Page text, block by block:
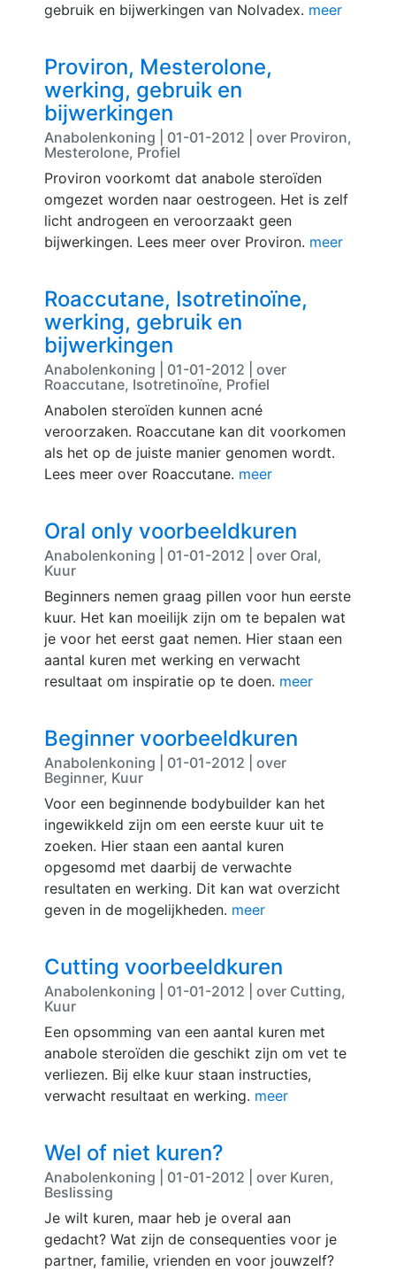
gebruik en bijwerkingen van Nolvadex. meer
Proviron, Mesterolone,
werking, gebruik en
bijwerkingen
Anabolenkoning | 01-01-2012 | over Proviron,
Mesterolone, Profiel
Proviron voorkomt dat anabole steroïden
omgezet worden naar oestrogeen. Het is zelf
licht androgeen en veroorzaakt geen
bijwerkingen. Lees meer over Proviron. meer
Roaccutane, Isotretinoïne,
werking, gebruik en
bijwerkingen
Anabolenkoning | 01-01-2012 | over
Roaccutane, Isotretinoïne, Profiel
Anabolen steroïden kunnen acné
veroorzaken. Roaccutane kan dit voorkomen
als het op de juiste manier genomen wordt.
Lees meer over Roaccutane. meer
Oral only voorbeeldkuren
Anabolenkoning | 01-01-2012 | over Oral,
Kuur
Beginners nemen graag pillen voor hun eerste
kuur. Het kan moeilijk zijn om te bepalen wat
je voor het eerst gaat nemen. Hier staan een
aantal kuren met werking en verwacht
resultaat om inspiratie op te doen. meer
Beginner voorbeeldkuren
Anabolenkoning | 01-01-2012 | over
Beginner, Kuur
Voor een beginnende bodybuilder kan het
ingewikkeld zijn om een eerste kuur uit te
zoeken. Hier staan een aantal kuren
opgesomd met daarbij de verwachte
resultaten en werking. Dit kan wat overzicht
geven in de mogelijkheden. meer
Cutting voorbeeldkuren
Anabolenkoning | 01-01-2012 | over Cutting,
Kuur
Een opsomming van een aantal kuren met
anabole steroïden die geschikt zijn om vet te
verliezen. Bij elke kuur staan instructies,
verwacht resultaat en werking. meer
Wel of niet kuren?
Anabolenkoning | 01-01-2012 | over Kuren,
Beslissing
Je wilt kuren, maar heb je overal aan
gedacht? Wat zijn de consequenties voor je
partner, familie, vrienden en voor jouwzelf?